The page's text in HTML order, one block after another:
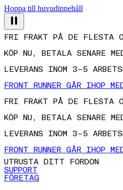
Hoppa till huvudinnehåll
FRI FRAKT PÅ DE FLESTA
KÖP NU, BETALA SENARE
LEVERANS INOM 3–5
FRONT RUNNER GÅR IHOP
FRI FRAKT PÅ DE FLESTA
KÖP NU, BETALA SENARE
LEVERANS INOM 3–5
FRONT RUNNER GÅR IHOP
UTRUSTA DITT FORDON
SUPPORT
FÖRETAG